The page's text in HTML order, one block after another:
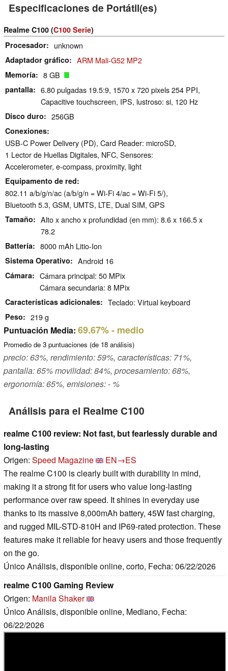
Especificaciones de Portátil(es)
Realme C100 (C100 Serie)
Procesador
unknown
Adaptador gráfico ARM Mali-G52 MP2
Memoría 8 GB
pantalla
6.80 pulgadas 19.5:9, 1570 x 720 pixels 254 PPI,
Capacitive touchscreen, IPS, lustroso: si, 120 Hz
Disco duro 256GB
Conexiones
USB-C Power Delivery (PD), Card Reader: microSD,
1 Lector de Huellas Digitales, NFC, Sensores:
Accelerometer, e-compass, proximity, light
Equipamento de red
802.11 a/b/g/n/ac (a/b/g/n = Wi-Fi 4/ac = Wi-Fi 5/),
Bluetooth 5.3, GSM, UMTS, LTE, Dual SIM, GPS
Tamaño
Alto x ancho x profundidad (en mm): 8.6 x 166.5 x
78.2
Battería 8000 mAh Litio-Ion
Sistema Operativo Android 16
Cámara
Cámara principal: 50 MPix
Cámara secundaria: 8 MPix
Características adicionales Teclado: Virtual keyboard
Peso 219 g
Puntuación Media: 69.67%- medio
Promedio de 3 puntuaciones (de 18 análisis)
precio: 63%, rendimiento: 59%, características: 71%,
pantalla: 65% movilidad: 84%, procesamiento: 68%,
ergonomía: 65%, emisiones: - %
Análisis para el Realme C100
realme C100 review: Not fast, but fearlessly durable and
long-lasting
Origen: Speed Magazine
EN→ES
The realme C100 is clearly built with durability in mind,
making it a strong fit for users who value long-lasting
performance over raw speed. It shines in everyday use
thanks to its massive 8,000mAh battery, 45W fast charging,
and rugged MIL-STD-810H and IP69-rated protection. These
features make it reliable for heavy users and those frequently
on the go.
Único Análisis, disponible online, corto, Fecha: 06/22/2026
realme C100 Gaming Review
Origen: Manila Shaker
Único Análisis, disponible online, Mediano, Fecha:
06/22/2026